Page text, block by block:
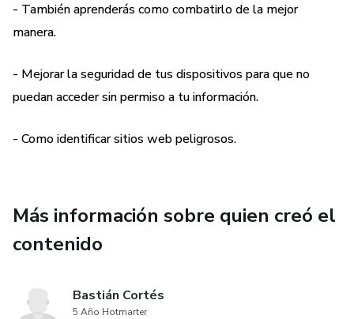
- También aprenderás como combatirlo de la mejor
manera.
- Mejorar la seguridad de tus dispositivos para que no
puedan acceder sin permiso a tu información.
- Como identificar sitios web peligrosos.
Más información sobre quien creó el
contenido
Bastián Cortés
5 Año Hotmarter